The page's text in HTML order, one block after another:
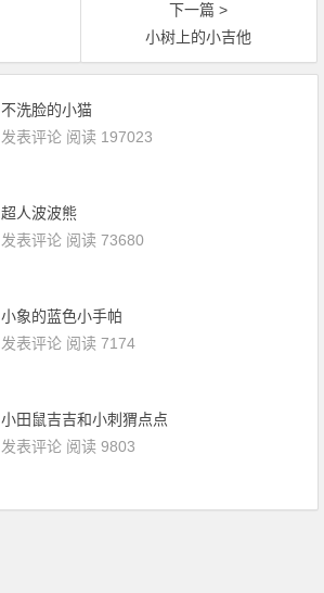
下一篇 >
小树上的小吉他
不洗脸的小猫
发表评论 阅读 197023
超人波波熊
发表评论 阅读 73680
小象的蓝色小手帕
发表评论 阅读 7174
小田鼠吉吉和小刺猬点点
发表评论 阅读 9803